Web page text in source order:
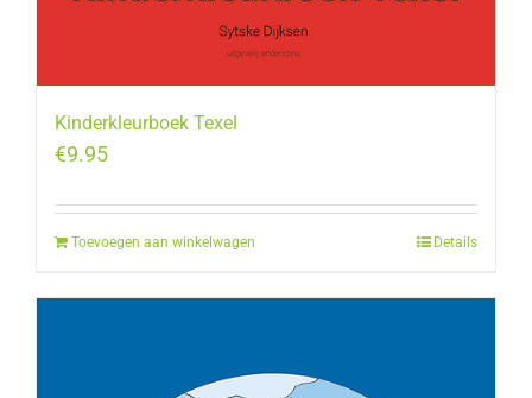
Kinderkleurboek Texel
€9.95
Toevoegen aan winkelwagen Details